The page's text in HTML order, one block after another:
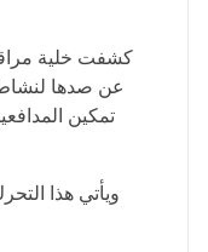
عن صدها لنشاط
تمكين
ويأتي هذا